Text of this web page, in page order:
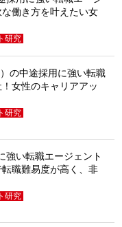
働き方を叶えたい女
研究
の中途採用に強い転職
女性のキャリアアッ
研究
強い転職エージェント
職難易度が高く、非
研究